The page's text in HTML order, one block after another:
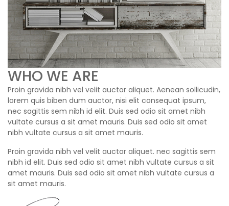
WHO WE ARE
Proin gravida nibh vel velit auctor aliquet. Aenean sollicudin,
lorem quis biben dum auctor, nisi elit consequat ipsum,
nec sagittis sem nibh id elit. Duis sed odio sit amet nibh
vultate cursus a sit amet mauris. Duis sed odio sit amet
nibh vultate cursus a sit amet mauris.
Proin gravida nibh vel velit auctor aliquet. nec sagittis sem
nibh id elit. Duis sed odio sit amet nibh vultate cursus a sit
amet mauris. Duis sed odio sit amet nibh vultate cursus a
sit amet mauris.